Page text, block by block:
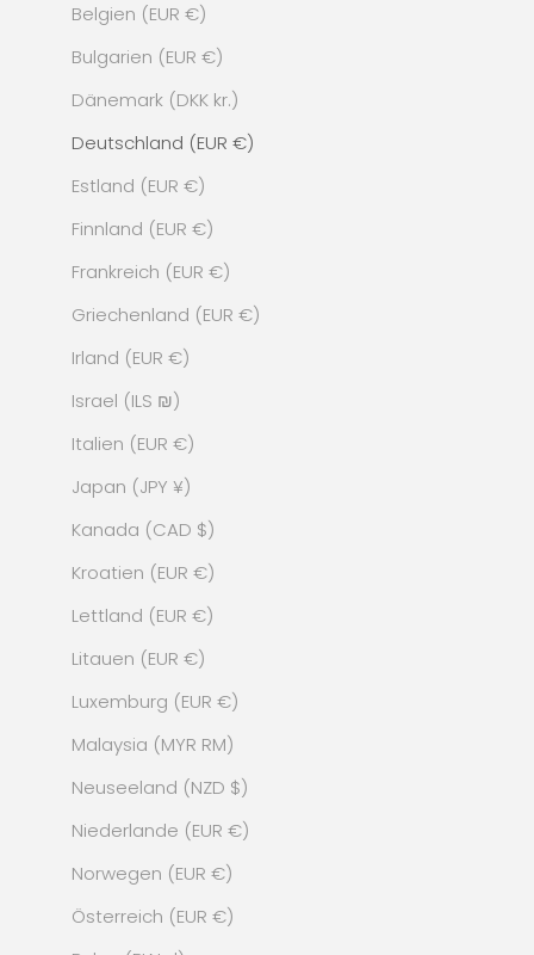
Belgien (EUR €)
Bulgarien (EUR €)
Dänemark (DKK kr.)
Deutschland (EUR €)
Estland (EUR €)
Finnland (EUR €)
Frankreich (EUR €)
Griechenland (EUR €)
Irland (EUR €)
Israel (ILS ₪)
Italien (EUR €)
Japan (JPY ¥)
Kanada (CAD $)
Kroatien (EUR €)
Lettland (EUR €)
Litauen (EUR €)
Luxemburg (EUR €)
Malaysia (MYR RM)
Neuseeland (NZD $)
Niederlande (EUR €)
Norwegen (EUR €)
Österreich (EUR €)